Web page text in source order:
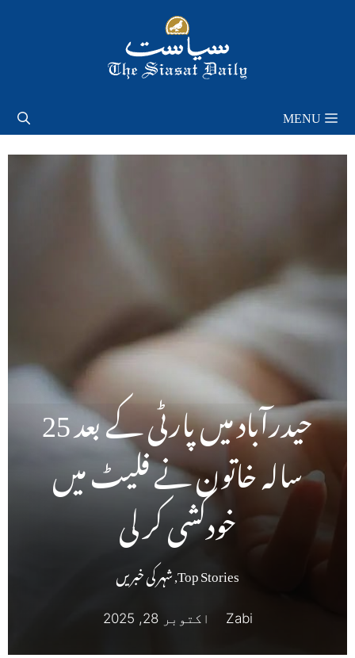
MENU
حیدرآباد میں پارٹی کے بعد 25
سالہ خاتون نے فلیٹ میں
خودکشی کر لی
Top Stories
,شہر کی خبریں
Zabi اکتوبر 28, 2025